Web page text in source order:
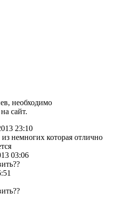
необходимо
сайт.
23:10
немногих которая отлично
03:06